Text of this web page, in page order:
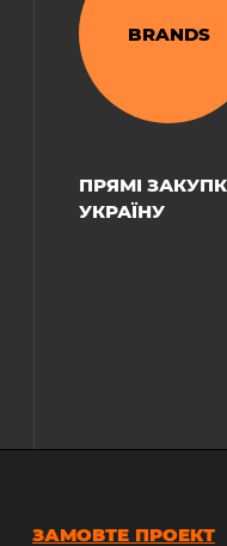
РЕСТОРАН «TRI:»
BRANDS
ПРЯМІ
УКРАЇНУ
ЗАМОВТЕ ПРОЕКТ